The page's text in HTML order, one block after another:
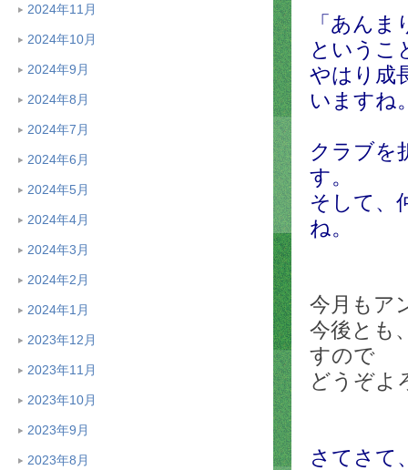
2024年11月
2024年10月
2024年9月
2024年8月
2024年7月
2024年6月
2024年5月
2024年4月
2024年3月
2024年2月
2024年1月
2023年12月
2023年11月
2023年10月
2023年9月
2023年8月
「あん
というこ
やはり成
いますね
クラブを
す。
そして、
ね。
今月もア
今後とも
すので
どうぞよ
さてさて